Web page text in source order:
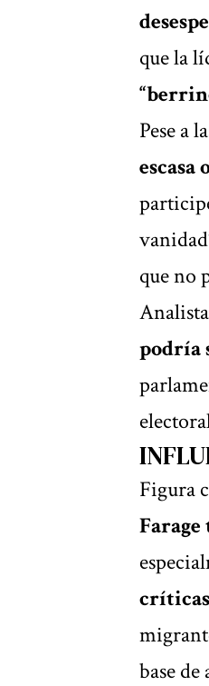
que la
Pese a
escasa
que no
podría
Figura
base